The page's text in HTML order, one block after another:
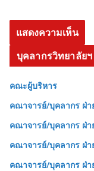
บุคลากรวิทยาลัยฯ
คณะผู้บริหาร
คณาจารย์/บุคลากร ฝ่า
คณาจารย์/บุคลากร ฝ่า
คณาจารย์/บุคลากร ฝ่
คณาจารย์/บุคลากร ฝ่า